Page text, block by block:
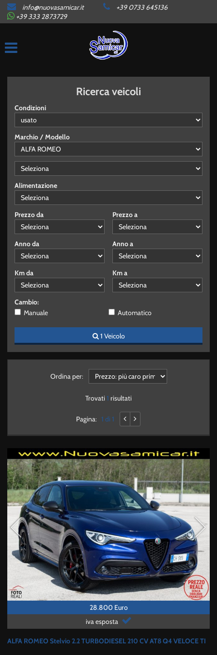
HOME
AZIENDA
AUTO IN ARRIVO
CONTATTI
SERVIZI
GARANZIE
FINANZIAMENTI
TRASPORTO AUTO
SANIFICAZIONE
TEST DRIVE
ASSICURAZIONE 5
NEWS
AREA COMMERCIANTI
info@nuovasamicar.it
+39 0733 645136
+39 333 2873729
Ricerca veicoli
Condizioni
Marchio / Modello
Alimentazione
Prezzo da Prezzo a
Anno da Anno a
Km da Km a
Cambio:
Manuale
Automatico
1 Veicolo
Ordina per:
Trovati 1 risultati
Pagina:1 di 1
28.800 Euro
iva esposta
ALFA ROMEO Stelvio 2.2 TURBODIESEL 210 CV AT8 Q4 VELOCE TI